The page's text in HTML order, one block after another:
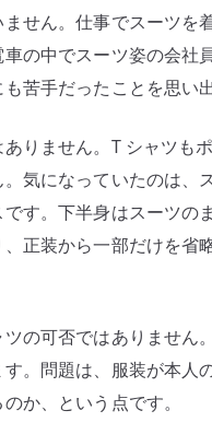
せん。仕事でスーツを
の中でスーツ姿の会社
苦手だったことを思い出
りません。T シャツも
気になっていたのは
す。下半身はスーツの
正装から一部だけを
の可否ではありません
。問題は、服装が本
か、という点です。